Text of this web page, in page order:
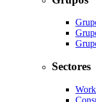
Sectores